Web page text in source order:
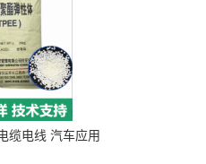
缆电线 汽车应用